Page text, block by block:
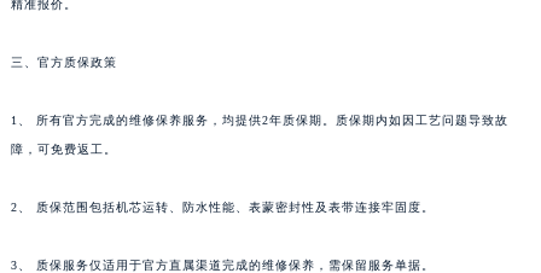
精准报价。
三、官方质保政策
1、 所有官方完成的维修保养服务，均提供2年质保期。质保期内如因工艺问题导致故
障，可免费返工。
2、 质保范围包括机芯运转、防水性能、表蒙密封性及表带连接牢固度。
3、 质保服务仅适用于官方直属渠道完成的维修保养，需保留服务单据。